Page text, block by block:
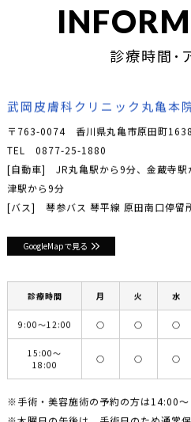
診療時間･
武岡皮膚科クリニック丸亀本
〒763-0074 香川県丸亀市原田町1638
TEL 0877-25-1880
[自動車] JR丸亀駅から9分、金蔵寺駅
津駅から9分
[バス] 琴参バス 琴平線 原田南口停留
GoogleMapで見る
診療時間 月 火 水
9:00〜12:00 ○ ○ ○
15:00〜
18:00
○ ○ ○
※手術・美容施術の予約の方は14:00〜
※木曜日の午後は、手術日のため通常